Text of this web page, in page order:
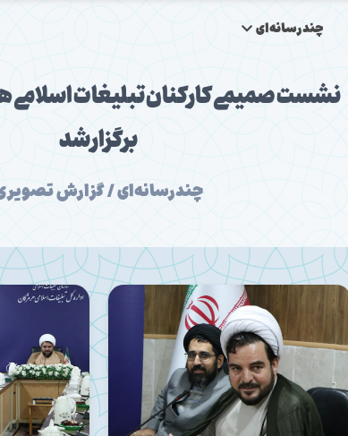
چندرسانه‌ای
نشست صمیمی کارکنان تبلیغات اسلامی
برگزار شد
چندرسانه‌ای / گزارش